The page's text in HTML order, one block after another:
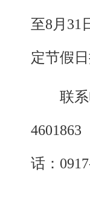
至8月31
定节假
联
话：